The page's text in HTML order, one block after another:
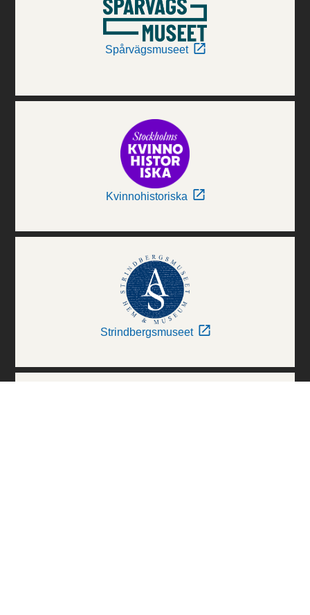
Spårvägsmuseet
Kvinnohistoriska
Strindbergsmuseet